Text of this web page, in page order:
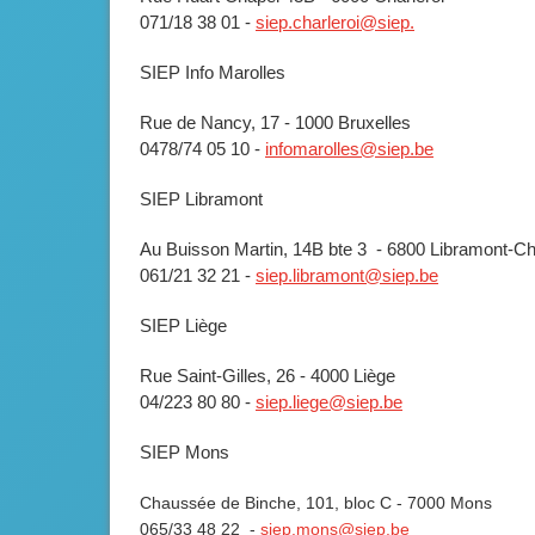
071/18 38 01 - siep.charleroi@siep.
SIEP Info Marolles
Rue de Nancy, 17 - 1000 Bruxelles
0478/74 05 10 - infomarolles@siep.be
SIEP Libramont
Au Buisson Martin, 14B bte 3 - 6800 Libramont-
061/21 32 21 - siep.libramont@siep.be
SIEP Liège
Rue Saint-Gilles, 26 - 4000 Liège
04/223 80 80 - siep.liege@siep.be
SIEP Mons
Chaussée de Binche, 101, bloc C - 7000 Mons
065/33 48 22 - siep.mons@siep.be